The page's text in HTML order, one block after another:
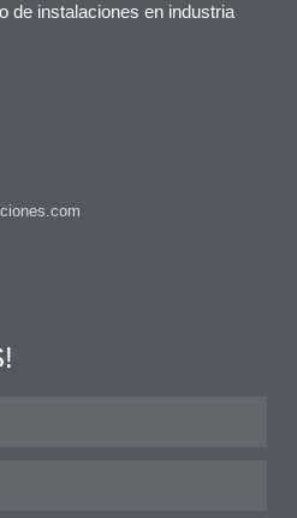
de instalaciones en industria